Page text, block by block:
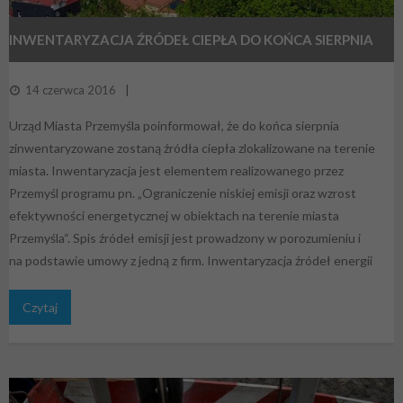
INWENTARYZACJA ŹRÓDEŁ CIEPŁA DO KOŃCA SIERPNIA
14 czerwca 2016
Urząd Miasta Przemyśla poinformował, że do końca sierpnia
zinwentaryzowane zostaną źródła ciepła zlokalizowane na terenie
miasta. Inwentaryzacja jest elementem realizowanego przez
Przemyśl programu pn. „Ograniczenie niskiej emisji oraz wzrost
efektywności energetycznej w obiektach na terenie miasta
Przemyśla“. Spis źródeł emisji jest prowadzony w porozumieniu i
na podstawie umowy z jedną z firm. Inwentaryzacja źródeł energii
Czytaj